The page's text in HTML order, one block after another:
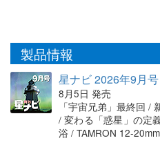
製品情報
星ナビ 2026年9月号
8月5日 発売
「宇宙兄弟」最終回 /
/ 変わる「惑星」の定
浴 / TAMRON 12-